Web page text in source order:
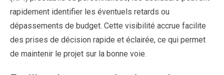
rapidement identifier les éventuels retards ou
dépassements de budget. Cette visibilité accrue facilite
des prises de décision rapide et éclairée, ce qui permet
de maintenir le projet sur la bonne voie.